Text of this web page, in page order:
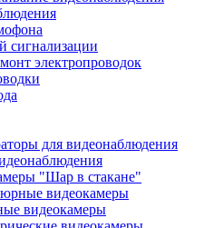
сигнализации
электропроводок
для видеонаблюдения
"Шар в стакане"
видеокамеры
видеокамеры